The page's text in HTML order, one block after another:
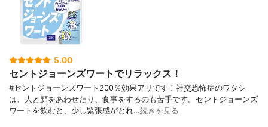
5.00
セントジョーンズワートでリラックス！
#セントジョーンズワート200％効果アリです！社交恐怖症のワタシ
は、人と顔をあわせたり、食事をするのも苦手です。セントジョーンズ
ワートを飲むと、少し緊張感がとれ…続きを見る